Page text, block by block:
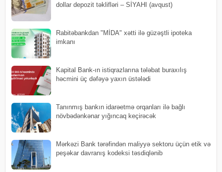
dollar depozit təklifləri – SİYAHI (avqust)
Rabitəbankdan "MİDA" xətti ilə güzəştli ipoteka
imkanı
Kapital Bank-ın istiqrazlarına tələbat buraxılış
həcmini üç dəfəyə yaxın üstələdi
Tanınmış bankın idarəetmə orqanları ilə bağlı
növbədənkənar yığıncaq keçirəcək
Mərkəzi Bank tərəfindən maliyyə sektoru üçün etik və
peşəkar davranış kodeksi təsdiqlənib